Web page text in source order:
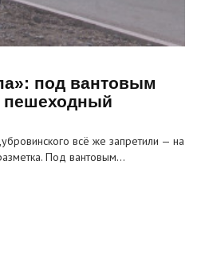
под вантовым
пешеходный
всё же запретили — на
Под вантовым…